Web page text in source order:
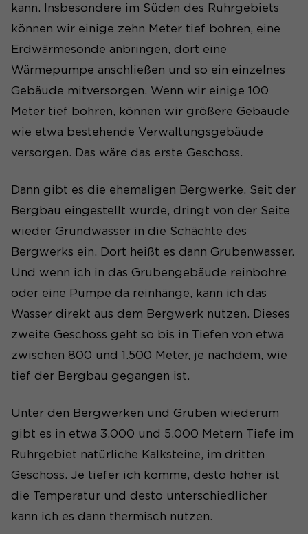
kann. Insbesondere im Süden des Ruhrgebiets
können wir einige zehn Meter tief bohren, eine
Erdwärmesonde anbringen, dort eine
Wärmepumpe anschließen und so ein einzelnes
Gebäude mitversorgen. Wenn wir einige 100
Meter tief bohren, können wir größere Gebäude
wie etwa bestehende Verwaltungsgebäude
versorgen. Das wäre das erste Geschoss.
Dann gibt es die ehemaligen Bergwerke. Seit der
Bergbau eingestellt wurde, dringt von der Seite
wieder Grundwasser in die Schächte des
Bergwerks ein. Dort heißt es dann Grubenwasser.
Und wenn ich in das Grubengebäude reinbohre
oder eine Pumpe da reinhänge, kann ich das
Wasser direkt aus dem Bergwerk nutzen. Dieses
zweite Geschoss geht so bis in Tiefen von etwa
zwischen 800 und 1.500 Meter, je nachdem, wie
tief der Bergbau gegangen ist.
Unter den Bergwerken und Gruben wiederum
gibt es in etwa 3.000 und 5.000 Metern Tiefe im
Ruhrgebiet natürliche Kalksteine, im dritten
Geschoss. Je tiefer ich komme, desto höher ist
die Temperatur und desto unterschiedlicher
kann ich es dann thermisch nutzen.